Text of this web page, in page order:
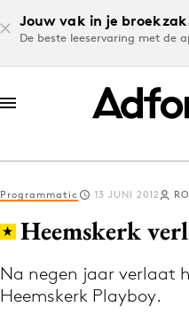
Jouw vak in je
De beste leeservaring met de
Log in
Volg het laatste
Programmatic 13 JUNI 2012
Heemskerk
Na negen jaar verlaat
Heemskerk Playboy.